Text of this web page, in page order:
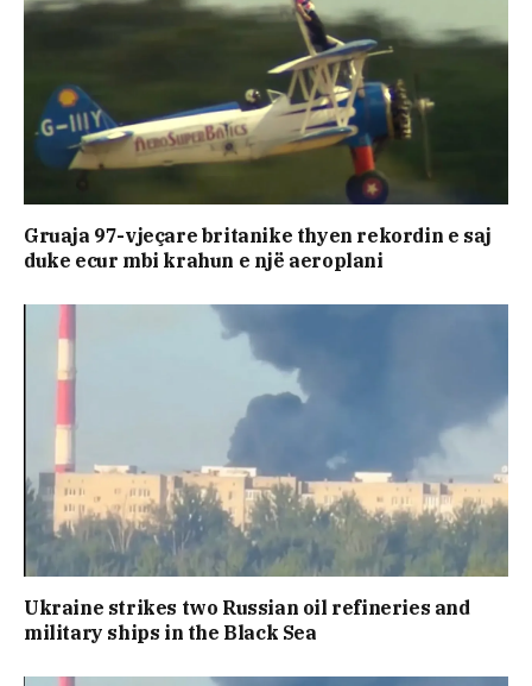
Gruaja 97-vjeçare britanike thyen rekordin e saj
duke ecur mbi krahun e një aeroplani
Ukraine strikes two Russian oil refineries and
military ships in the Black Sea